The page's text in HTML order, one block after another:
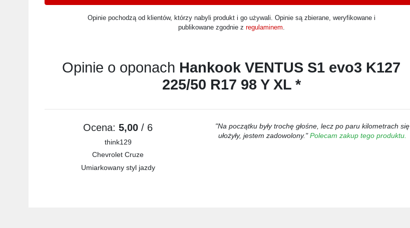
Opinie pochodzą od klientów, którzy nabyli produkt i go używali. Opinie są zbierane, weryfikowane i
publikowane zgodnie z regulaminem
Opinie o oponach Hankook VENTUS S1 evo3 K127
225/50 R17 98 Y XL *
Ocena:5,00 / 6
think129
Chevrolet Cruze
Umiarkowany styl jazdy
"Na początku były trochę głośne, lecz po paru kilometrach się
ułożyły, jestem zadowolony."Polecam zakup tego produktu.